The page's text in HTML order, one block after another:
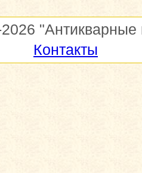
"Антикварные
Контакты